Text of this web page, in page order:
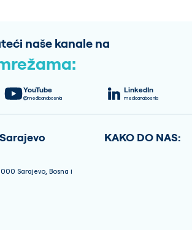
naše kanale na
YouTube
@medicanabosnia
LinkedIn
medicanabosnia
Sarajevo, Bosna i
KAKO DO NAS: